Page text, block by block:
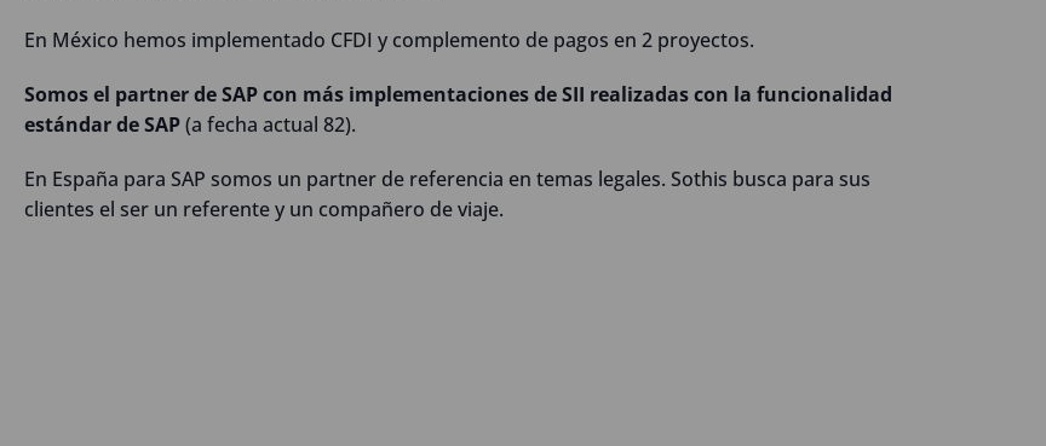
En México hemos implementado CFDI y complemento de pagos en 2 proyectos.
Somos el partner de SAP con más implementaciones de SII realizadas con la funcionalidad
estándar de SAP(a fecha actual 82).
En España para SAP somos un partner de referencia en temas legales. Sothis busca para sus
clientes el ser un referente y un compañero de viaje.